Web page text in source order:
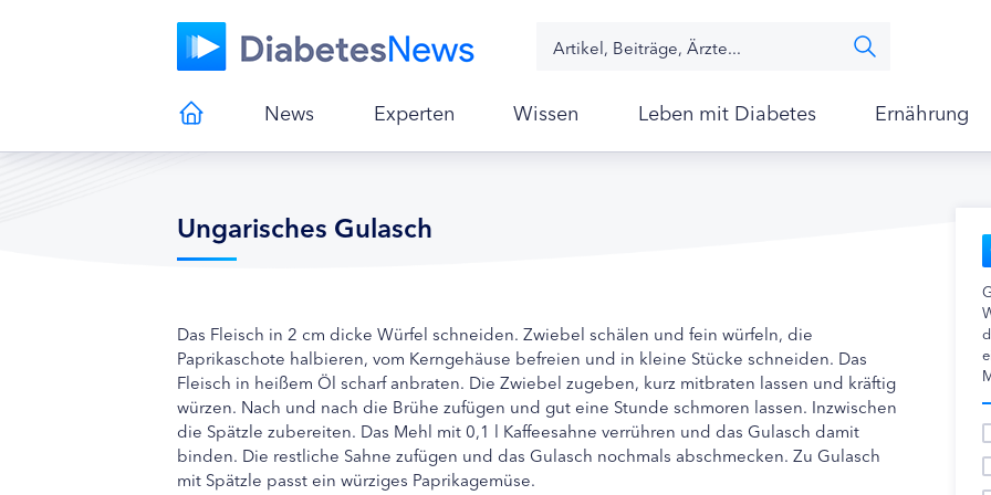
News Experten Wissen Leben mit Diabetes Ernährung
Ungarisches Gulasch
Das Fleisch in 2 cm dicke Würfel schneiden. Zwiebel schälen und fein würfeln, die
Paprikaschote halbieren, vom Kerngehäuse befreien und in kleine Stücke schneiden. Das
Fleisch in heißem Öl scharf anbraten. Die Zwiebel zugeben, kurz mitbraten lassen und kräftig
würzen. Nach und nach die Brühe zufügen und gut eine Stunde schmoren lassen. Inzwischen
die Spätzle zubereiten. Das Mehl mit 0,1 l Kaffeesahne verrühren und das Gulasch damit
binden. Die restliche Sahne zufügen und das Gulasch nochmals abschmecken. Zu Gulasch
mit Spätzle passt ein würziges Paprikagemüse.